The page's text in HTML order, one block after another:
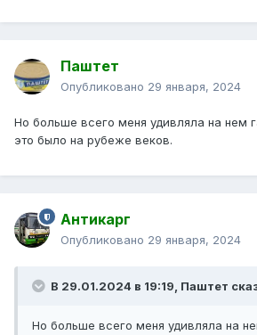
Паштет
Опубликовано 29 января, 2024
Но больше всего меня удивляла на нем
это было на рубеже веков.
Антикарг
Опубликовано 29 января, 2024
В 29.01.2024 в 19:19, Паштет
Но больше всего меня удивляла на